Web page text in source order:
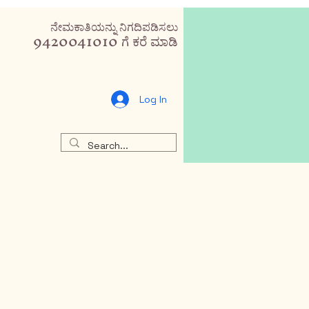
ನೇಮಕಾತಿಯನ್ನು ನಿಗದಿಪಡಿಸಲು
9420041010 ಗೆ ಕರೆ ಮಾಡಿ
Log In